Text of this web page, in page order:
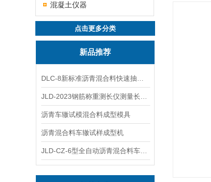
混凝土仪器
点击更多分类
新品推荐
沥青车辙试模混合料成型模具
沥青混合料车辙试样成型机